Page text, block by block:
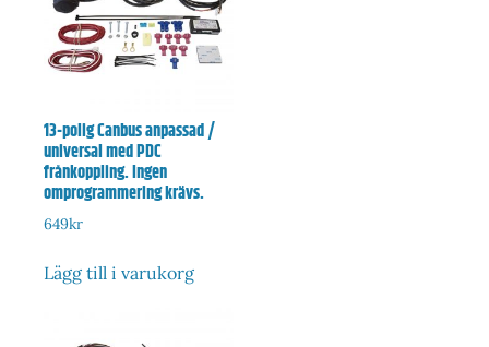
13-polig Canbus anpassad /
universal med PDC
frånkoppling. Ingen
omprogrammering krävs.
649kr
Lägg till i varukorg